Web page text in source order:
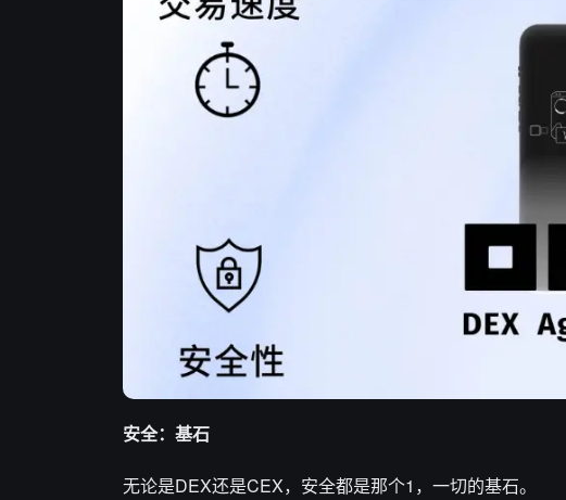
安全：基石
无论是DEX还是CEX，安全都是那个1，一切的基石。